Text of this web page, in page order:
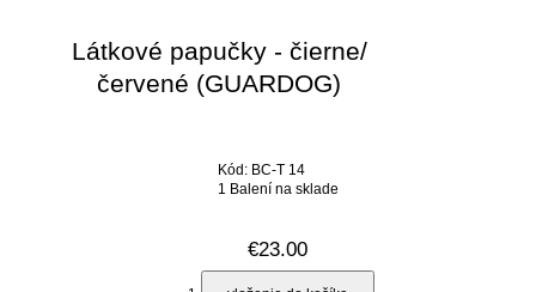
Látkové papučky - čierne/
červené (GUARDOG)
Kód: BC-T 14
1 Balení na sklade
€23.00